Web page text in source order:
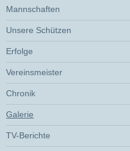
Mannschaften
Unsere Schützen
Erfolge
Vereinsmeister
Chronik
Galerie
TV-Berichte